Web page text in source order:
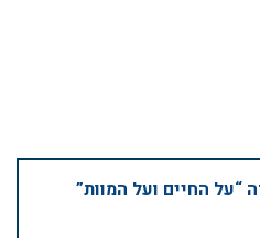
“על החיים ועל המוות”